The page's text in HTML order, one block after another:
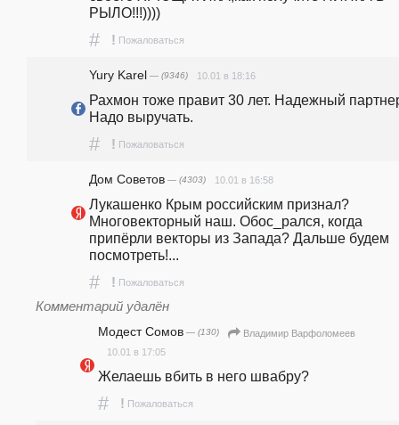
РЫЛО!!!))))
# ! Пожаловаться
Yury Karel — (9346) 10.01 в 18:16
Рахмон тоже правит 30 лет. Надежный
Надо выручать.
# ! Пожаловаться
Дом Советов — (4303) 10.01 в 16:58
Лукашенко Крым российским признал?
Многовекторный наш. Обос_рался, когда
припёрли векторы из Запада? Дальше будем
посмотреть!...
# ! Пожаловаться
Комментарий удалён
Модест Сомов — (130)
Владимир Варфоломеев
10.01 в 17:05
Желаешь вбить в него швабру?
# ! Пожаловаться